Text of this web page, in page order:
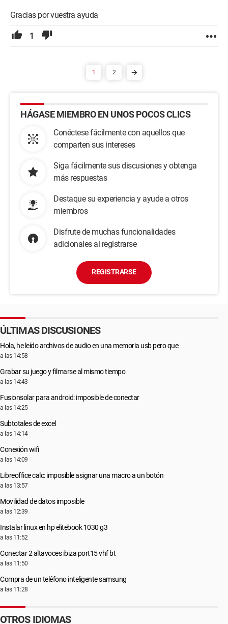
Gracias por vuestra ayuda
1
1 2
HÁGASE MIEMBRO EN UNOS POCOS CLICS
Conéctese fácilmente con aquellos que
comparten sus intereses
Siga fácilmente sus discusiones y obtenga
más respuestas
Destaque su experiencia y ayude a otros
miembros
Disfrute de muchas funcionalidades
adicionales al registrarse
REGISTRARSE
ÚLTIMAS DISCUSIONES
Hola, he leído archivos de audio en una memoria usb pero que
a las 14:58
Grabar su juego y filmarse al mismo tiempo
a las 14:43
Fusionsolar para android: imposible de conectar
a las 14:25
Subtotales de excel
a las 14:14
Conexión wifi
a las 14:09
Libreoffice calc: imposible asignar una macro a un botón
a las 13:57
Movilidad de datos imposible
a las 12:39
Instalar linux en hp elitebook 1030 g3
a las 11:52
Conectar 2 altavoces ibiza port15 vhf bt
a las 11:50
Compra de un teléfono inteligente samsung
a las 11:28
OTROS IDIOMAS